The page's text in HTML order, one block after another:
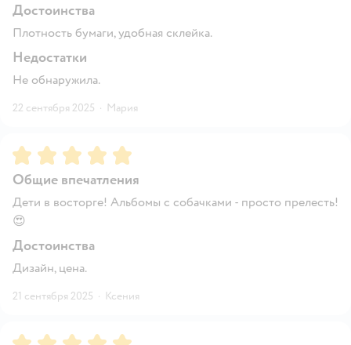
Достоинства
Плотность бумаги, удобная склейка.
Недостатки
Не обнаружила.
22 сентября 2025 · Мария
Рейтинг:5
Общие впечатления
Дети в восторге! Альбомы с собачками - просто прелесть!
😍
Достоинства
Дизайн, цена.
21 сентября 2025 · Ксения
Рейтинг:5